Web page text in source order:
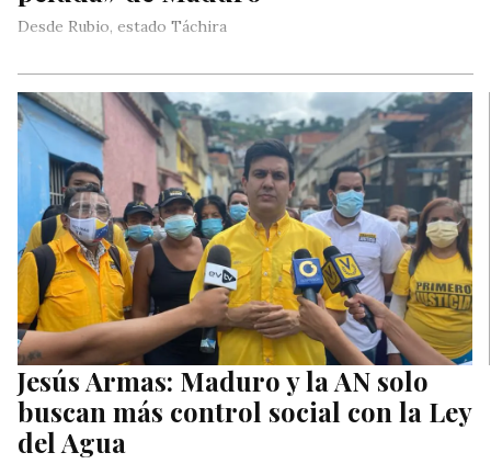
Desde Rubio, estado Táchira
Jesús Armas: Maduro y la AN solo
buscan más control social con la Ley
del Agua